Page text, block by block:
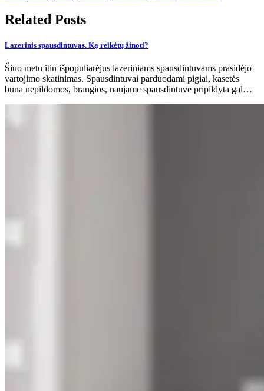
Related Posts
Lazerinis spausdintuvas. Ką reikėtų žinoti?
Šiuo metu itin išpopuliarėjus lazeriniams spausdintuvams prasidėjo
vartojimo skatinimas. Spausdintuvai parduodami pigiai, kasetės
būna nepildomos, brangios, naujame spausdintuve pripildyta gal…